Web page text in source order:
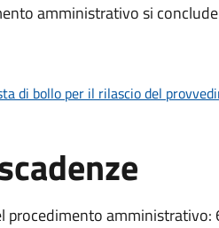
amministrativo si
di bollo per il rilascio del
procedimento amministrativo: